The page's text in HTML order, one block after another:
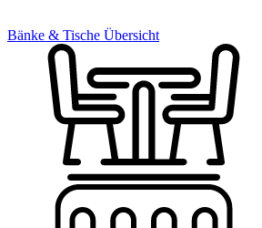
Bänke & Tische Übersicht